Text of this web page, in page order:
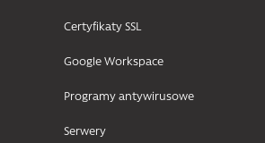
Certyfikaty SSL
Google Workspace
Programy antywirusowe
Serwery